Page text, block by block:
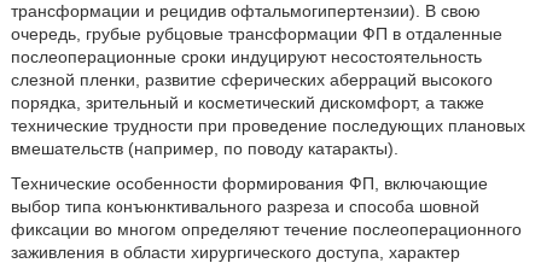
трансформации и рецидив офтальмогипертензии). В свою
очередь, грубые рубцовые трансформации ФП в отдаленные
послеоперационные сроки индуцируют несостоятельность
слезной пленки, развитие сферических аберраций высокого
порядка, зрительный и косметический дискомфорт, а также
технические трудности при проведение последующих плановых
вмешательств (например, по поводу катаракты).
Технические особенности формирования ФП, включающие
выбор типа конъюнктивального разреза и способа шовной
фиксации во многом определяют течение послеоперационного
заживления в области хирургического доступа, характер